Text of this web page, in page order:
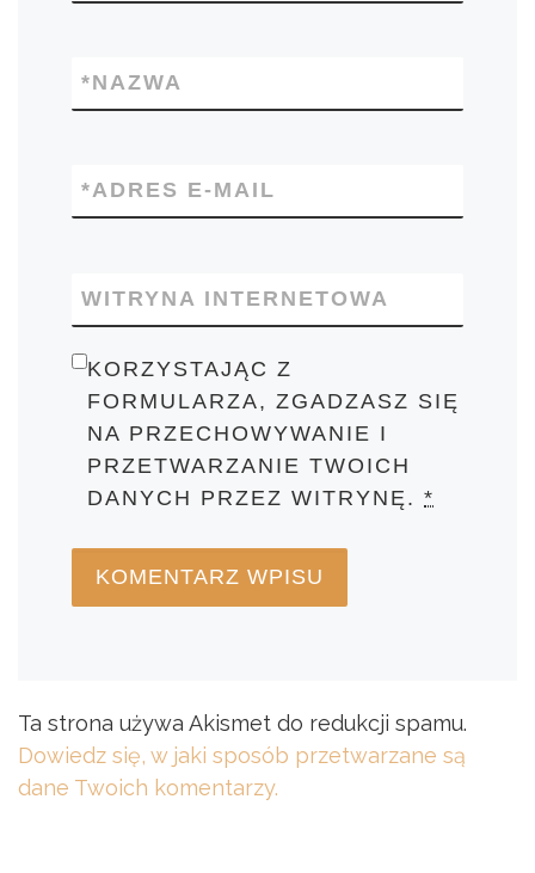
NAZWA
*
ADRES E-MAIL
*
WITRYNA INTERNETOWA
KORZYSTAJĄC Z
FORMULARZA, ZGADZASZ SIĘ
NA PRZECHOWYWANIE I
PRZETWARZANIE TWOICH
DANYCH PRZEZ WITRYNĘ.*
Ta strona używa Akismet do redukcji spamu.
Dowiedz się, w jaki sposób przetwarzane są
dane Twoich komentarzy.